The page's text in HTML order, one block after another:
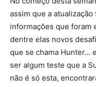
assim que a
informações que foram
dentre elas novos
que se chama Hunter…
ser algum teste que a
não é só esta,